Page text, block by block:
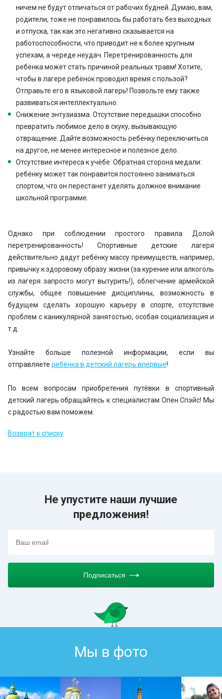
ничем не будут отличаться от рабочих будней. Думаю, вам,
родители, тоже не понравилось бы работать без выходных
и отпуска, так как это негативно сказывается на
работоспособности, что приводит не к более крупным
успехам, а череде неудач. Перетренированность для
ребёнка может стать причиной реальных травм! Хотите,
чтобы в лагере ребёнок проводил время с пользой?
Отправьте его в языковой лагерь! Позвольте ему также
развиваться интеллектуально.
Снижение энтузиазма. Отсутствие передышки способно
превратить любимое дело в скуку, вызывающую
отвращение. Дайте возможность ребёнку переключиться
на другое, не менее интересное и полезное дело.
Отсутствие интереса к учёбе. Обратная сторона медали:
ребёнку может так понравится постоянно заниматься
спортом, что он перестанет уделять должное внимание
школьной программе.
Однако при соблюдении простого правила Долой
перетренированность! Спортивные детские лагеря
действительно дадут ребёнку массу преимуществ, например,
привычку к здоровому образу жизни (за курение или алкоголь
из лагеря запросто могут вытурить!), облегчение армейской
службы, общее повышение дисциплины, возможность в
будущем сделать хорошую карьеру в спорте, отсутствие
проблем с каникулярной занятостью, особая социализация и
т.д.
Узнайте больше полезной информации, если вы
отправляете ребёнка в детский лагерь впервые!
По всем вопросам приобретения путёвки в спортивный
детский лагерь обращайтесь к специалистам Опен Спэйс! Мы
с радостью вам поможем.
Возврат к списку
Не упустите наши лучшие
предложения!
Подписаться
Мы в фото